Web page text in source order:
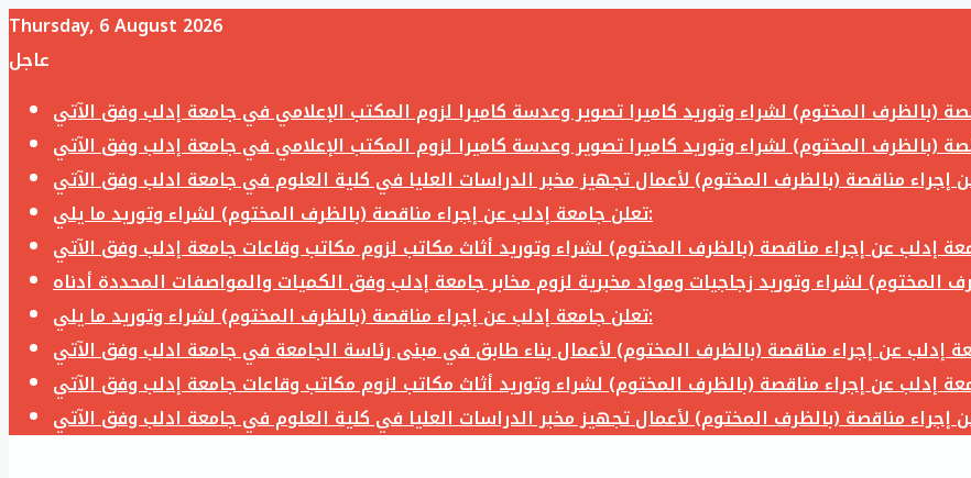
Thursday, 6 August 2026
عاجل
تعلن جامعة إدلب عن إجراء مناقصة (بالظرف المختوم) لشراء وتوريد ما يلي:
تعلن جامعة إدلب عن إجراء مناقصة (بالظرف المختوم) لشراء وتوريد ما يلي: